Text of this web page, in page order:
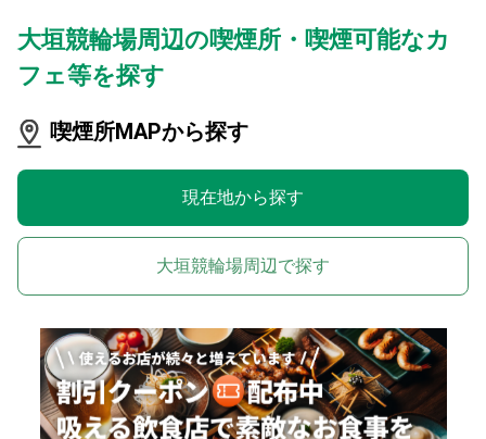
大垣競輪場周辺の喫煙所・喫煙可能なカ
フェ等を探す
喫煙所MAPから探す
現在地から探す
大垣競輪場周辺で探す